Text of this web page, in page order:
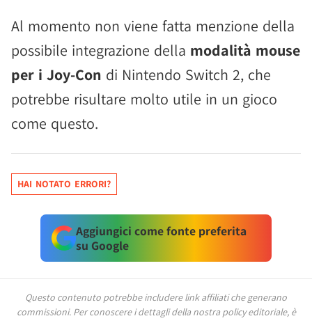
Al momento non viene fatta menzione della
possibile integrazione della modalità mouse
per i Joy-Con di Nintendo Switch 2, che
potrebbe risultare molto utile in un gioco
come questo.
HAI NOTATO ERRORI?
Aggiungici come fonte preferita
su Google
Questo contenuto potrebbe includere link affiliati che generano
commissioni. Per conoscere i dettagli della nostra policy editoriale, è